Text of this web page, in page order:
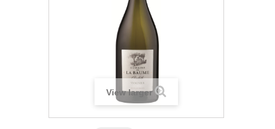
View larger